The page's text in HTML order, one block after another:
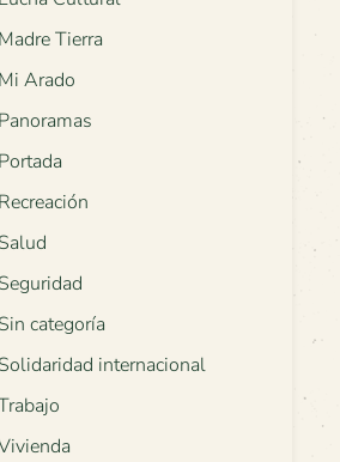
Madre Tierra
Mi Arado
Panoramas
Portada
Recreación
Salud
Seguridad
Sin categoría
Solidaridad internacional